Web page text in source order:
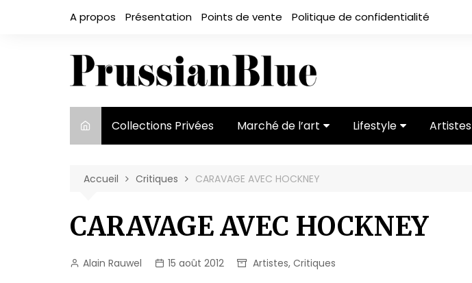
A propos Présentation Points de vente Politique de confidentialité
Collections Privées Marché de l’art
acteurs
Lifestyle Artistes
Accueil Critiques CARAVAGE AVEC HOCKNEY
CARAVAGE AVEC HOCKNEY
Alain Rauwel 15 août 2012 Artistes, Critiques